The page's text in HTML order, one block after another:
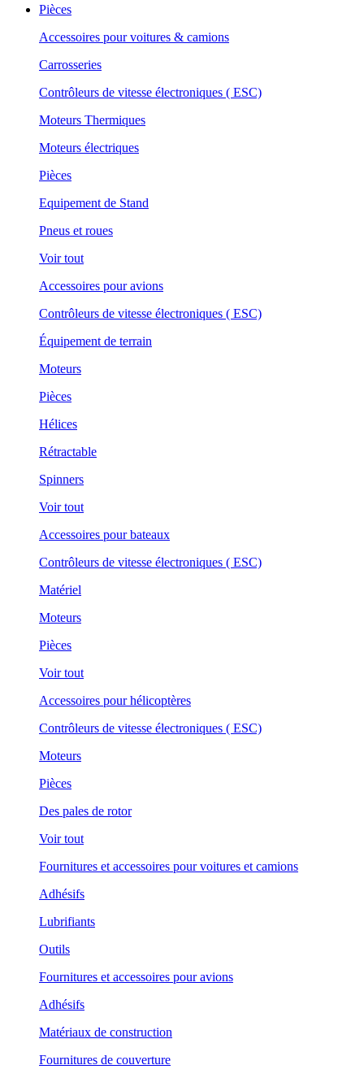
Pièces
Accessoires pour voitures & camions
Carrosseries
Contrôleurs de vitesse électroniques ( ESC)
Moteurs Thermiques
Moteurs électriques
Pièces
Equipement de Stand
Pneus et roues
Voir tout
Accessoires pour avions
Contrôleurs de vitesse électroniques ( ESC)
Équipement de terrain
Moteurs
Pièces
Hélices
Rétractable
Spinners
Voir tout
Accessoires pour bateaux
Contrôleurs de vitesse électroniques ( ESC)
Matériel
Moteurs
Pièces
Voir tout
Accessoires pour hélicoptères
Contrôleurs de vitesse électroniques ( ESC)
Moteurs
Pièces
Des pales de rotor
Voir tout
Fournitures et accessoires pour voitures et camions
Adhésifs
Lubrifiants
Outils
Fournitures et accessoires pour avions
Adhésifs
Matériaux de construction
Fournitures de couverture